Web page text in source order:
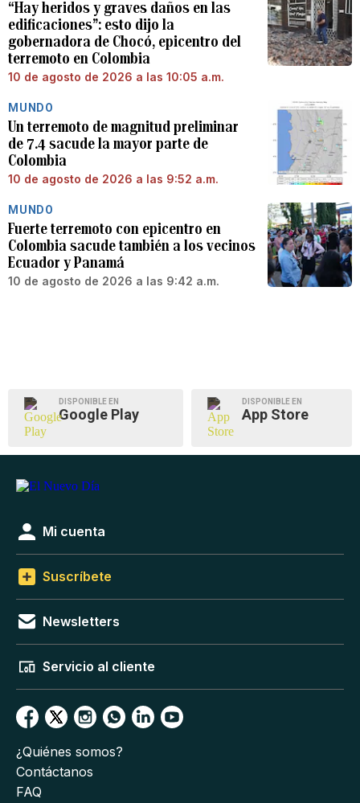
“Hay heridos y graves daños en las
edificaciones”: esto dijo la
gobernadora de Chocó, epicentro del
terremoto en Colombia
10 de agosto de 2026 a las 10:05 a.m.
MUNDO
Un terremoto de magnitud preliminar
de 7.4 sacude la mayor parte de
Colombia
10 de agosto de 2026 a las 9:52 a.m.
MUNDO
Fuerte terremoto con epicentro en
Colombia sacude también a los vecinos
Ecuador y Panamá
10 de agosto de 2026 a las 9:42 a.m.
DISPONIBLE EN
Google Play
DISPONIBLE EN
App Store
Mi cuenta
Suscríbete
Newsletters
Servicio al cliente
¿Quiénes somos?
Contáctanos
FAQ